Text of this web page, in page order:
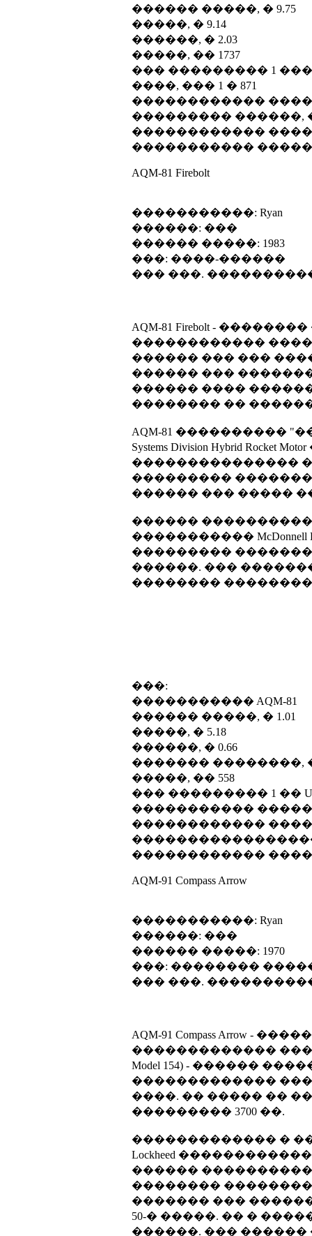
������ �����, � 9.75
�����, � 9.14
������, � 2.03
�����, �� 1737
��� ��������� 1 ���
����, ��� 1 � 871
������������
��������� ������,
������������
�����������
AQM-81 Firebolt
�����������: Ryan
������: ���
������ �����: 1983
���: ����-������
��� ���.
AQM-81 Firebolt -
������������ ������
������ ��� ���
������ ���
������ ���� ������
�������� ��
AQM-81 ����������
Systems Division Hybrid
���������������
���������
������ ��� �����
������
����������� McDonnell
���������
������. ���
��������
���:
����������� AQM-81
������ �����, � 1.01
�����, � 5.18
������, � 0.66
������� ��������, �
�����, �� 558
��� ��������� 1 �� United
�����������
������������
�����������������
������������
AQM-91 Compass Arrow
�����������: Ryan
������: ���
������ �����: 1970
���: ��������
��� ���.
AQM-91 Compass
�������������
Model 154) - ������
�������������
����. �� ����� ��
��������� 3700 ��.
������������� �
Lockheed
������
��������
������� ���
50-� �����. �� �
������. ���